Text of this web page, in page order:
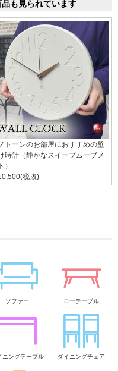
も見られています
トーンのお部屋におすすめの壁
時計（静かなスイープムーブメ
）
税抜)
ソファー ローテーブル
ニングテーブル ダイニングチェア